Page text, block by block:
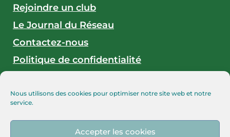
Nous utilisons des cookies pour optimiser notre site web et notre
service.
Accepter les cookies
Rejoindre un club
Le Journal du Réseau
Contactez-nous
Politique de confidentialité
Les associations accompagnées